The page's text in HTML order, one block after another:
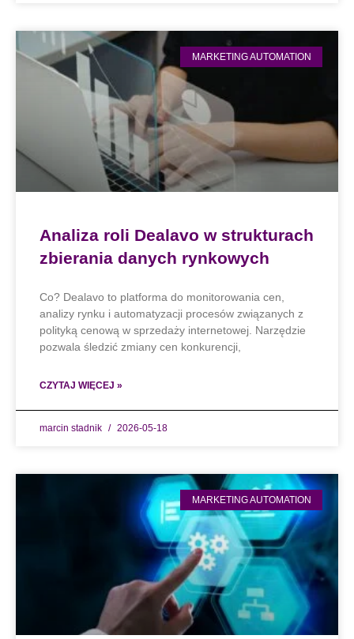
MARKETING AUTOMATION
Analiza roli Dealavo w strukturach
zbierania danych rynkowych
Co? Dealavo to platforma do monitorowania cen,
analizy rynku i automatyzacji procesów związanych z
polityką cenową w sprzedaży internetowej. Narzędzie
pozwala śledzić zmiany cen konkurencji,
CZYTAJ WIĘCEJ »
marcin stadnik 2026-05-18
MARKETING AUTOMATION